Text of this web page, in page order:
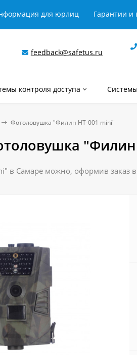
для юрлиц Гарантии и
feedback@safetus.ru
контроля доступа
Фотоловушка "Филин HT-001 mini"
"Филин
в Самаре можно, оформив заказ